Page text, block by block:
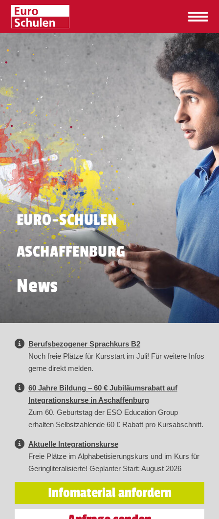
EURO-SCHULEN
ASCHAFFENBURG
News
Berufsbezogener Sprachkurs B2
Noch freie Plätze für Kursstart im Juli! Für weitere Infos
gerne direkt melden.
60 Jahre Bildung – 60 € Jubiläumsrabatt auf
Integrationskurse in Aschaffenburg
Zum 60. Geburtstag der ESO Education Group
erhalten Selbstzahlende 60 € Rabatt pro Kursabschnitt.
Aktuelle Integrationskurse
Freie Plätze im Alphabetisierungskurs und im Kurs für
Geringliteralisierte! Geplanter Start: August 2026
Infomaterial anfordern